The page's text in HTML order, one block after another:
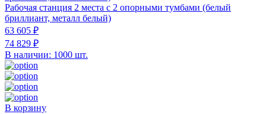
Рабочая станция 2 места с 2 опорными тумбами (белый
бриллиант, металл белый)
63 605 ₽
74 829 ₽
В наличии: 1000 шт.
В корзину